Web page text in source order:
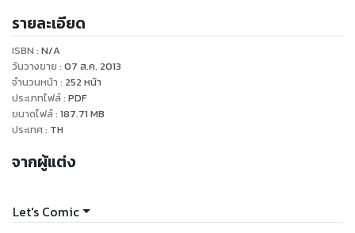
รายละเอียด
ISBN : N/A
วันวางขาย : 07 ส.ค. 2013
จำนวนหน้า : 252 หน้า
ประเภทไฟล์: PDF
ขนาดไฟล์: 187.71 MB
ประเทศ: TH
จากผู้แต่ง
Let's Comic